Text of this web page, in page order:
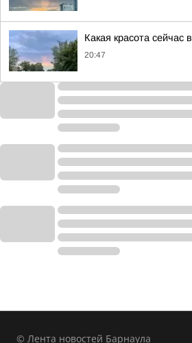
Какая красота сейчас
20:47
© Лента новостей Барнаула